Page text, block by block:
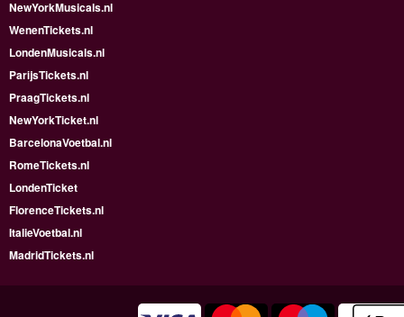
NewYorkMusicals.nl
WenenTickets.nl
LondenMusicals.nl
ParijsTickets.nl
PraagTickets.nl
NewYorkTicket.nl
BarcelonaVoetbal.nl
RomeTickets.nl
LondenTicket
FlorenceTickets.nl
ItalieVoetbal.nl
MadridTickets.nl